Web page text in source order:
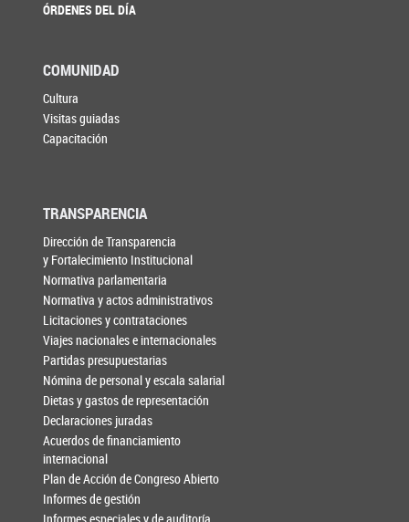
ÓRDENES DEL DÍA
COMUNIDAD
Cultura
Visitas guiadas
Capacitación
TRANSPARENCIA
Dirección de Transparencia
y Fortalecimiento Institucional
Normativa parlamentaria
Normativa y actos administrativos
Licitaciones y contrataciones
Viajes nacionales e internacionales
Partidas presupuestarias
Nómina de personal y escala salarial
Dietas y gastos de representación
Declaraciones juradas
Acuerdos de financiamiento
internacional
Plan de Acción de Congreso Abierto
Informes de gestión